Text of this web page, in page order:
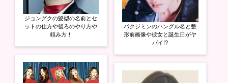
ジョングクの髪型の名前とセ
ットの仕方や後ろのやり方や
頼み方！
パクジミンのハングル名と整
形前画像や彼女と誕生日がヤ
バイ!?